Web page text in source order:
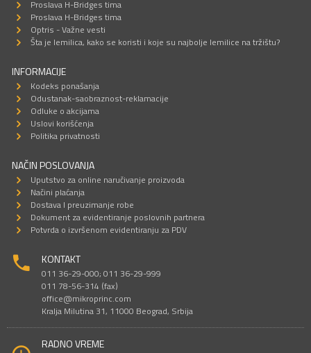
Proslava H-Bridges tima
Proslava H-Bridges tima
Optris - Važne vesti
Šta je lemilica, kako se koristi i koje su najbolje lemilice na tržištu?
INFORMACIJE
Kodeks ponašanja
Odustanak-saobraznost-reklamacije
Odluke o akcijama
Uslovi korišćenja
Politika privatnosti
NAČIN POSLOVANJA
Uputstvo za online naručivanje proizvoda
Načini plaćanja
Dostava I preuzimanje robe
Dokument za evidentiranje poslovnih partnera
Potvrda o izvršenom evidentiranju za PDV
KONTAKT
011 36-29-000; 011 36-29-999
011 78-56-314 (fax)
office@mikroprinc.com
Kralja Milutina 31, 11000 Beograd, Srbija
RADNO VREME